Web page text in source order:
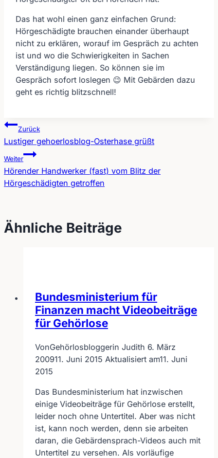
Das hat wohl einen ganz einfachen Grund:
Hörgeschädigte brauchen einander überhaupt
nicht zu erklären, worauf im Gespräch zu achten
ist und wo die Schwierigkeiten in Sachen
Verständigung liegen. So können sie im
Gespräch sofort loslegen 😉 Mit Gebärden dazu
geht es richtig blitzschnell!
Beitragsnavigation
Zurück
Lustiger gehoerlosblog-Osterhase grüßt
Weiter
Hörender Handwerker (fast) vom Blitz der
Hörgeschädigten getroffen
Ähnliche Beiträge
Bundesministerium für
Finanzen macht Videobeiträge
für Gehörlose
VonGehörlosbloggerin Judith 6. März
200911. Juni 2015 Aktualisiert am11. Juni
2015
Das Bundesministerium hat inzwischen
einige Videobeiträge für Gehörlose erstellt,
leider noch ohne Untertitel. Aber was nicht
ist, kann noch werden, denn sie arbeiten
daran, die Gebärdensprach-Videos auch mit
Untertitel zu versehen. Als vorläufige